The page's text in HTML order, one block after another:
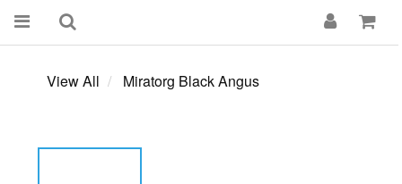
View All Miratorg Black Angus